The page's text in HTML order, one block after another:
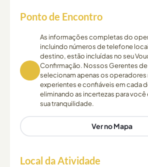
Ponto de Encontro
As informações completas do
incluindo números de telefone
destino, estão incluídas no seu
Confirmação. Nossos Gerentes
selecionam apenas os operadores
experientes e confiáveis em cada
eliminando as incertezas para você
sua tranquilidade.
Ver no Mapa
Local da Atividade